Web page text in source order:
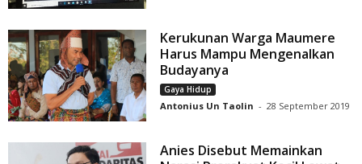
Kerukunan Warga Maumere
Harus Mampu Mengenalkan
Budayanya
Gaya Hidup
Antonius Un Taolin - 28 September 2019
Anies Disebut Memainkan